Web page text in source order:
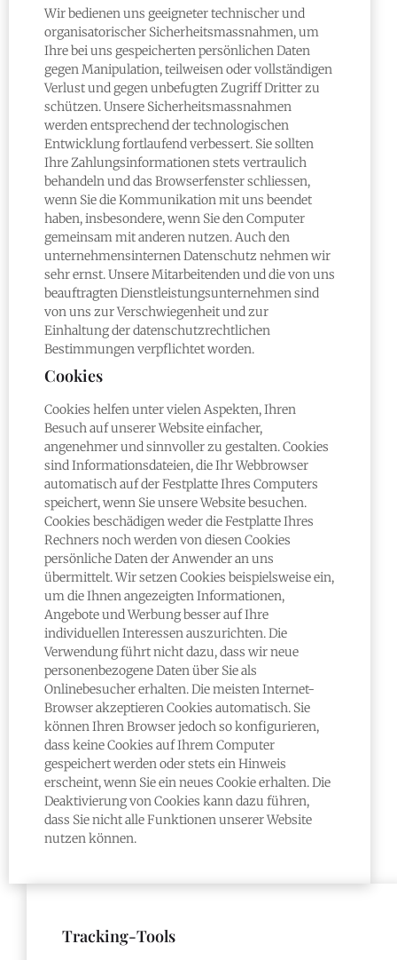
Wir bedienen uns geeigneter technischer und
organisatorischer Sicherheitsmassnahmen, um
Ihre bei uns gespeicherten persönlichen Daten
gegen Manipulation, teilweisen oder vollständigen
Verlust und gegen unbefugten Zugriff Dritter zu
schützen. Unsere Sicherheitsmassnahmen
werden entsprechend der technologischen
Entwicklung fortlaufend verbessert. Sie sollten
Ihre Zahlungsinformationen stets vertraulich
behandeln und das Browserfenster schliessen,
wenn Sie die Kommunikation mit uns beendet
haben, insbesondere, wenn Sie den Computer
gemeinsam mit anderen nutzen. Auch den
unternehmensinternen Datenschutz nehmen wir
sehr ernst. Unsere Mitarbeitenden und die von uns
beauftragten Dienstleistungsunternehmen sind
von uns zur Verschwiegenheit und zur
Einhaltung der datenschutzrechtlichen
Bestimmungen verpflichtet worden.
Cookies
Cookies helfen unter vielen Aspekten, Ihren
Besuch auf unserer Website einfacher,
angenehmer und sinnvoller zu gestalten. Cookies
sind Informationsdateien, die Ihr Webbrowser
automatisch auf der Festplatte Ihres Computers
speichert, wenn Sie unsere Website besuchen.
Cookies beschädigen weder die Festplatte Ihres
Rechners noch werden von diesen Cookies
persönliche Daten der Anwender an uns
übermittelt. Wir setzen Cookies beispielsweise ein,
um die Ihnen angezeigten Informationen,
Angebote und Werbung besser auf Ihre
individuellen Interessen auszurichten. Die
Verwendung führt nicht dazu, dass wir neue
personenbezogene Daten über Sie als
Onlinebesucher erhalten. Die meisten Internet-
Browser akzeptieren Cookies automatisch. Sie
können Ihren Browser jedoch so konfigurieren,
dass keine Cookies auf Ihrem Computer
gespeichert werden oder stets ein Hinweis
erscheint, wenn Sie ein neues Cookie erhalten. Die
Deaktivierung von Cookies kann dazu führen,
dass Sie nicht alle Funktionen unserer Website
nutzen können.
Tracking-Tools